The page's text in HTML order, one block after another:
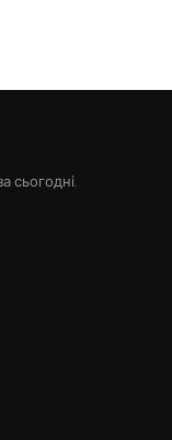
сьогодні.